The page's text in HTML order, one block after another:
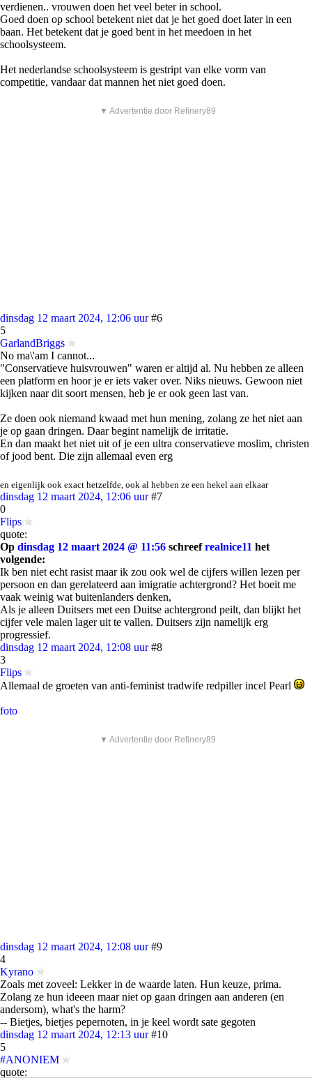
verdienen.. vrouwen doen het veel beter in school.
Goed doen op school betekent niet dat je het goed doet later in een
baan. Het betekent dat je goed bent in het meedoen in het
schoolsysteem.
Het nederlandse schoolsysteem is gestript van elke vorm van
competitie, vandaar dat mannen het niet goed doen.
▼ Advertentie door Refinery89
dinsdag 12 maart 2024, 12:06 uur #6
5
GarlandBriggs
No ma\'am I cannot...
"Conservatieve huisvrouwen" waren er altijd al. Nu hebben ze alleen
een platform en hoor je er iets vaker over. Niks nieuws. Gewoon niet
kijken naar dit soort mensen, heb je er ook geen last van.
Ze doen ook niemand kwaad met hun mening, zolang ze het niet aan
je op gaan dringen. Daar begint namelijk de irritatie.
En dan maakt het niet uit of je een ultra conservatieve moslim, christen
of jood bent. Die zijn allemaal even erg
en eigenlijk ook exact hetzelfde, ook al hebben ze een hekel aan elkaar
dinsdag 12 maart 2024, 12:06 uur #7
0
Flips
quote:
Op dinsdag 12 maart 2024 @ 11:56 schreefrealnice11 het
volgende:
Ik ben niet echt rasist maar ik zou ook wel de cijfers willen lezen per
persoon en dan gerelateerd aan imigratie achtergrond? Het boeit me
vaak weinig wat buitenlanders denken,
Als je alleen Duitsers met een Duitse achtergrond peilt, dan blijkt het
cijfer vele malen lager uit te vallen. Duitsers zijn namelijk erg
progressief.
dinsdag 12 maart 2024, 12:08 uur #8
3
Flips
Allemaal de groeten van anti-feminist tradwife redpiller incel Pearl
foto
▼ Advertentie door Refinery89
dinsdag 12 maart 2024, 12:08 uur #9
4
Kyrano
Zoals met zoveel: Lekker in de waarde laten. Hun keuze, prima.
Zolang ze hun ideeen maar niet op gaan dringen aan anderen (en
andersom), what's the harm?
-- Bietjes, bietjes pepernoten, in je keel wordt sate gegoten
dinsdag 12 maart 2024, 12:13 uur #10
5
#ANONIEM
quote: